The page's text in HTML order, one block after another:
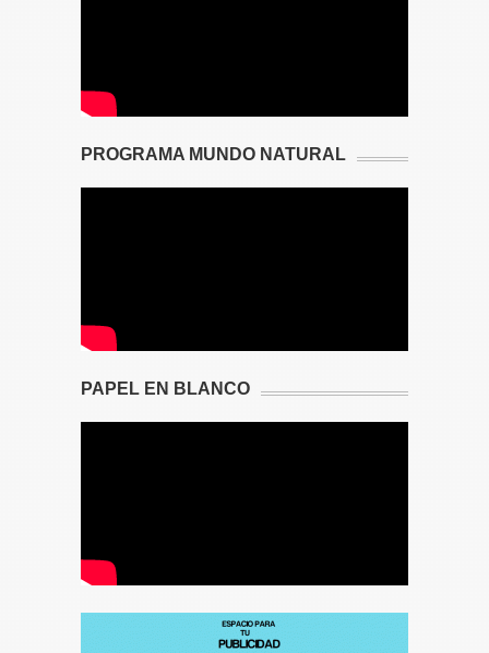
PROGRAMA MUNDO NATURAL
PAPEL EN BLANCO